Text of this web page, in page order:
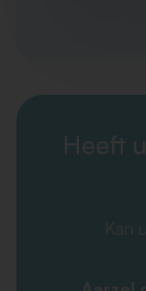
Heeft
Kan